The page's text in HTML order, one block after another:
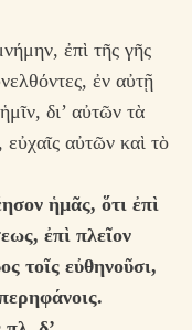
ἐπὶ τῆς γῆς
ἐν αὐτῇ
δι’ αὐτῶν τὰ
αὐτῶν καὶ τὸ
ἡμᾶς, ὅτι ἐπὶ
ἐπὶ πλεῖον
τοῖς εὐθηνοῦσι,